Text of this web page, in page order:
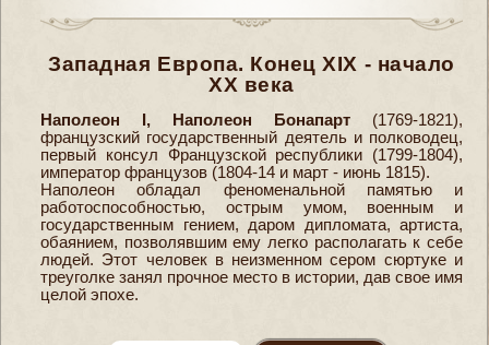
Западная Европа. Конец XIX - начало
XX века
Наполеон I, Наполеон Бонапарт (1769-1821),
французский государственный деятель и полководец,
первый консул Французской республики (1799-1804),
император французов (1804-14 и март - июнь 1815).
Наполеон обладал феноменальной памятью и
работоспособностью, острым умом, военным и
государственным гением, даром дипломата, артиста,
обаянием, позволявшим ему легко располагать к себе
людей. Этот человек в неизменном сером сюртуке и
треуголке занял прочное место в истории, дав свое имя
целой эпохе.